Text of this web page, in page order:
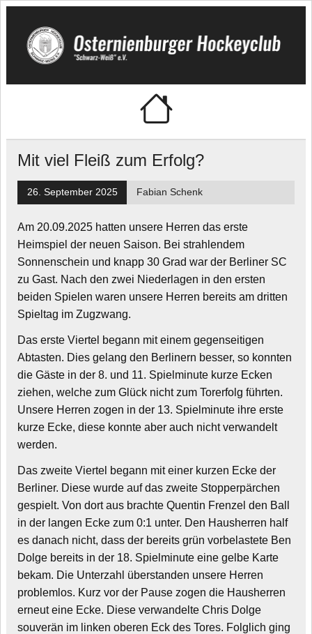
Skip
content
🏑 Osternienburger
Hockeyclub
Mit viel Fleiß zum Erfolg?
26. September 2025 Fabian Schenk
Am 20.09.2025 hatten unsere Herren das erste
Heimspiel der neuen Saison. Bei strahlendem
Sonnenschein und knapp 30 Grad war der Berliner SC
zu Gast. Nach den zwei Niederlagen in den ersten
beiden Spielen waren unsere Herren bereits am dritten
Spieltag im Zugzwang.
Das erste Viertel begann mit einem gegenseitigen
Abtasten. Dies gelang den Berlinern besser, so konnten
die Gäste in der 8. und 11. Spielminute kurze Ecken
ziehen, welche zum Glück nicht zum Torerfolg führten.
Unsere Herren zogen in der 13. Spielminute ihre erste
kurze Ecke, diese konnte aber auch nicht verwandelt
werden.
Das zweite Viertel begann mit einer kurzen Ecke der
Berliner. Diese wurde auf das zweite Stopperpärchen
gespielt. Von dort aus brachte Quentin Frenzel den Ball
in der langen Ecke zum 0:1 unter. Den Hausherren half
es danach nicht, dass der bereits grün vorbelastete Ben
Dolge bereits in der 18. Spielminute eine gelbe Karte
bekam. Die Unterzahl überstanden unsere Herren
problemlos. Kurz vor der Pause zogen die Hausherren
erneut eine Ecke. Diese verwandelte Chris Dolge
souverän im linken oberen Eck des Tores. Folglich ging